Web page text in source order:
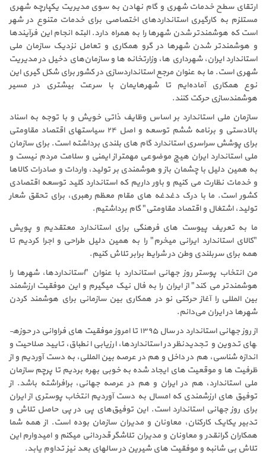
ارتقای سطح خدمات شهری و گام نهادن به سوی مدیریت یکپارچه شهری
مستلزم به کارگیری استانداردهای اختصاصی برای خدمات متنوع در شهر
است که هوشمندتر شدن شهرها را به همراه دارد. البته انجام این فرآیندها
و هوشمندتر شدن شهرها در گرو همکاری و تعامل نزدیک سازمان ملی
استاندارد ایران، شهرداری ها، وزارتخانه ها و سازمان‌های دخیل در مدیریت
شهری است. ما به عنوان مرجع استانداردسازی در کشور برای شکل گیری این
نوع همکاری آماده‌ایم تا شهرهایمان با سرعت بیشتری در مسیر
هوشمندسازی حرکت کنند.
سازمان ملی استاندارد بر اساس وظایف ذاتی خویش و با توجه به اسناد
بالادستی و برنامه ششم توسعه و اصل ۲۴ سیاستهای اقتصاد مقاومتی
برای پوشش سراسری استاندارد گام های بلندی برداشته است. برای سازمان
ملی استاندارد ایران هیچ موضوعی مهمتر از ایمنی و سلامت مردم نیست و
به همین دلیل با چشمان باز و هوشمندی بر تولید، واردات و صادرات کالاها
و خدمات نظارت می­ کنیم و باور داریم که استاندارد کلید توسعه اقتصادی
کشور است. ما با درک دغدغه های مقام معظم رهبری، برای تحقق شعار
تولید، اشتغال و اقتصاد مقاومتی" گام برداشتیم.
ما به تعریف پیوست های فرهنگی برای استاندارد معتقدیم و پویش
"کالای استاندارد ایرانی میخرم" را به همین دلیل طراحی و اجرا کردیم تا
همه برای سربلندی وطن در شرایط برابر تلاش کنیم.
من انتخاب پوستر روز جهانی استاندارد با عنوان "استانداردها، شهرها را
هوشمندتر می کند" از ایران را به فال نیک می­گیرم و این موفقیت ارزشمند
بین­ المللی را آغاز حرکتی نو در همکاری بین سازمانی برای هوشمند کردن
شهرها در ایران می­‌دانم.
از روز جهانی استاندارد در سال ۱۳۹۵ تا امروز موفقیت­ های فراوانی در حوزه­
های تدوین و تجدیدنظر در استانداردها، ارزیابی انطباق، تایید صلاحیت و
اندازه­ شناسی، هم در داخل و هم در عرصه بین­ المللی، به دست آوردیم و از
ظرفیت ­ها و موقعیت­ های ایجاد شده به خوبی بهره بردیم تا پرچم سازمان
ملی استاندارد، هم در ایران و هم در عرصه جهانی، برافراشته باشد. از
توفیق های ارزشمندی که امسال به دست آوردیم انتخاب پوستری از ایران
برای روز جهانی استاندارد است. این توفیق‌های پی­ در پی حاصل تلاش و
تدبیر یکایک کارکنان، معاونان و مدیران سازمان بوده است. از همه شما
همکاران گرانقدر و معاونان و مدیران تلاشگر قدردانی می­کنم و امیدوارم این
تلاش بی­ شائبه و موفقیت­ های شیرین در سال­های بعد نیز تداوم یابد.